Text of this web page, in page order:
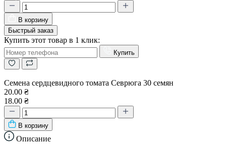
В корзину
Быстрый заказ
Купить этот товар в 1 клик:
Купить
Семена сердцевидного томата Севрюга 30 семян
20.00 ₴
18.00 ₴
В корзину
Описание